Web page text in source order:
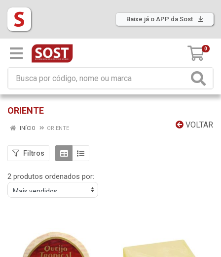
Baixe já o APP da Sost
0
ORIENTE
VOLTAR
INÍCIO ORIENTE
Filtros
2 produtos ordenados por: